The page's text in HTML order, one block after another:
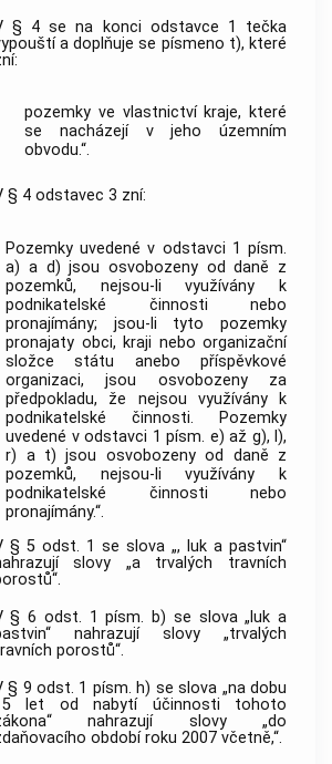
§ 4 se na konci odstavce 1 tečka
a doplňuje se písmeno t), které
pozemky ve vlastnictví kraje, které
se nacházejí v jeho územním
obvodu.“.
§ 4 odstavec 3 zní:
Pozemky uvedené v odstavci 1 písm.
a) a d) jsou osvobozeny od daně z
pozemků, nejsou-li využívány k
podnikatelské činnosti nebo
pronajímány; jsou-li tyto pozemky
pronajaty obci, kraji nebo organizační
složce státu anebo příspěvkové
organizaci, jsou osvobozeny za
předpokladu, že nejsou využívány k
podnikatelské činnosti. Pozemky
uvedené v odstavci 1 písm. e) až g), l),
r) a t) jsou osvobozeny od daně z
pozemků, nejsou-li využívány k
podnikatelské činnosti nebo
pronajímány.“.
§ 5 odst. 1 se slova „, luk a pastvin“
slovy „a trvalých travních
§ 6 odst. 1 písm. b) se slova „luk a
nahrazují slovy „trvalých
porostů“.
§ 9 odst. 1 písm. h) se slova „na dobu
let od nabytí účinnosti tohoto
nahrazují slovy „do
období roku 2007 včetně,“.